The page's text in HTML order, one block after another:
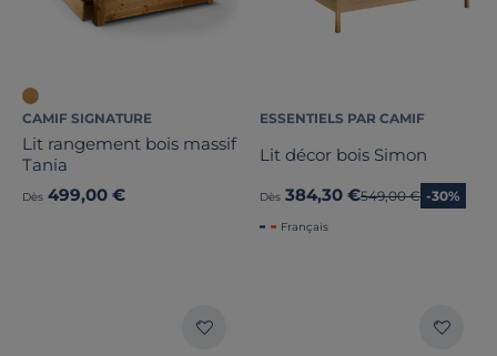
CAMIF SIGNATURE
Lit rangement bois massif
Tania
Dès 499,00 €
ESSENTIELS PAR CAMIF
Lit décor bois Simon
Dès 384,30 €Ancien prix
549,00 € -30%
Français